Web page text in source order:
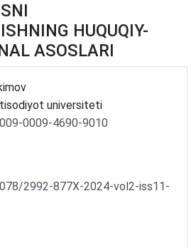
HUQUQIY-
ASOSLARI
universiteti
0009-4690-9010
2992-877X-2024-vol2-iss11-